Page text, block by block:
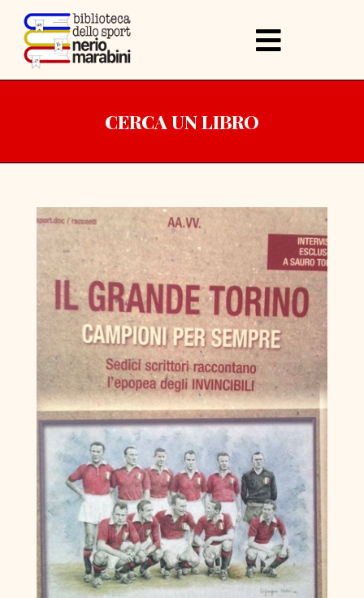
CERCA UN LIBRO